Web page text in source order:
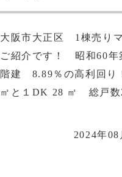
大阪市大正区 1棟売り
ご紹介です！ 昭和60年
階建 8.89％の高利回
㎡と１DK 28 ㎡ 総戸数
2024年